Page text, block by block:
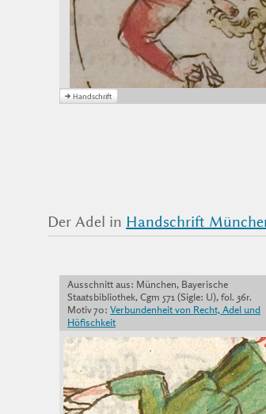
Der Adel in Handschrift
Ausschnitt aus: München, Bayerische
Staatsbibliothek, Cgm 571 (Sigle: U), fol. 36r.
Motiv 70: Verbundenheit von Recht, Adel und
Höfischkeit